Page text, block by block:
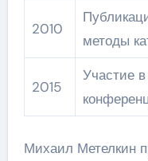
2010
методы
2015
Участие
Михаил Метелкин